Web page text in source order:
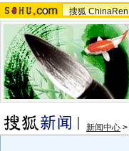
搜狐 ChinaRen
新闻中心 >